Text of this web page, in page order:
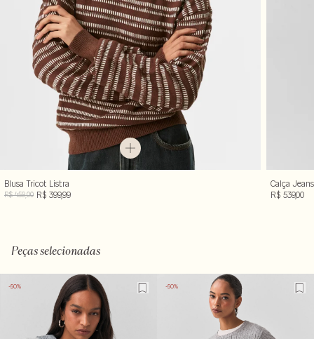
Blusa Tricot Listra
R$ 459,00 R$ 399,99
Calça
R$ 539,00
Peças selecionadas
-50% -50%